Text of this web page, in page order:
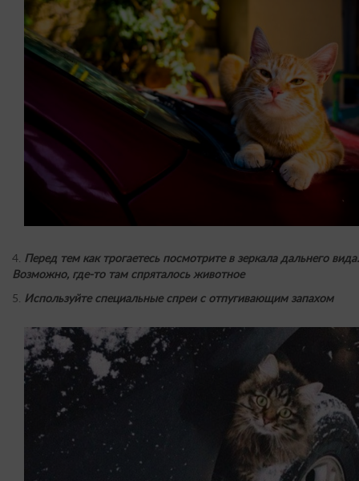
4. Перед тем как трогаетесь посмотрите в зеркала дальнего вида.
Возможно, где-то там спряталось животное
5. Используйте специальные спреи с отпугивающим запахом